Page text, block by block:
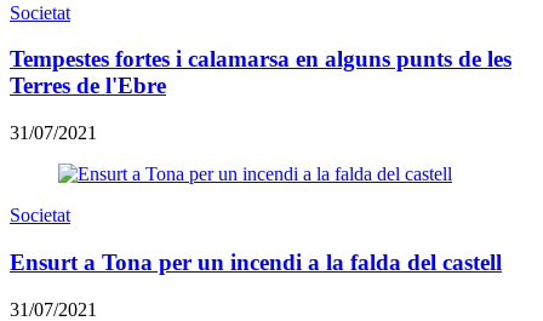
Societat
Tempestes fortes i calamarsa en alguns punts de les
Terres de l'Ebre
31/07/2021
Societat
Ensurt a Tona per un incendi a la falda del castell
31/07/2021